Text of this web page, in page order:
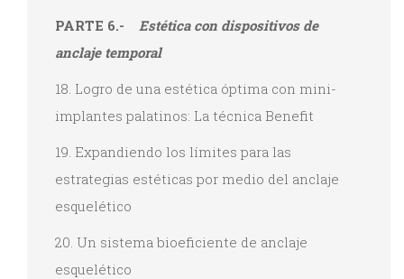
PARTE 6.- Estética con dispositivos de
anclaje temporal
18. Logro de una estética óptima con mini-
implantes palatinos: La técnica Benefit
19. Expandiendo los límites para las
estrategias estéticas por medio del anclaje
esquelético
20. Un sistema bioeficiente de anclaje
esquelético